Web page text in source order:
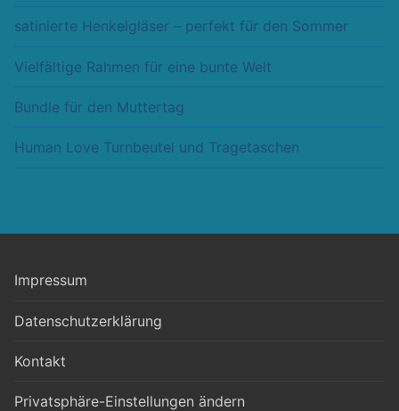
satinierte Henkelgläser – perfekt für den Sommer
Vielfältige Rahmen für eine bunte Welt
Bundle für den Muttertag
Human Love Turnbeutel und Tragetaschen
Impressum
Datenschutzerklärung
Kontakt
Privatsphäre-Einstellungen ändern